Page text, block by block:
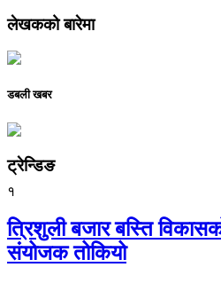
लेखकको बारेमा
डबली खबर
ट्रेन्डिङ
१
त्रिशुली बजार बस्ति
संयोजक तोकियो